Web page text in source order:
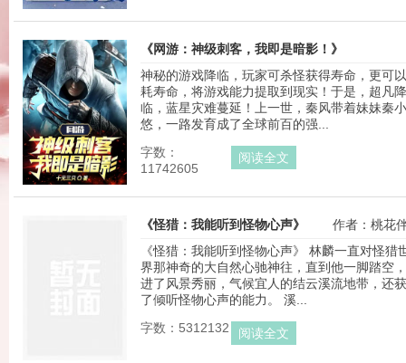
《网游：神级刺客，我即是暗影！》
作者：三元
神秘的游戏降临，玩家可杀怪获得寿命，更可
耗寿命，将游戏能力提取到现实！于是，超凡降
临，蓝星灾难蔓延！上一世，秦风带着妹妹秦小
悠，一路发育成了全球前百的强...
字数：
11742605
阅读全文
《怪猎：我能听到怪物心声》
作者：桃花
《怪猎：我能听到怪物心声》 林麟一直对怪猎
界那神奇的大自然心驰神往，直到他一脚踏空
进了风景秀丽，气候宜人的结云溪流地带，还
了倾听怪物心声的能力。 溪...
字数：5312132
阅读全文